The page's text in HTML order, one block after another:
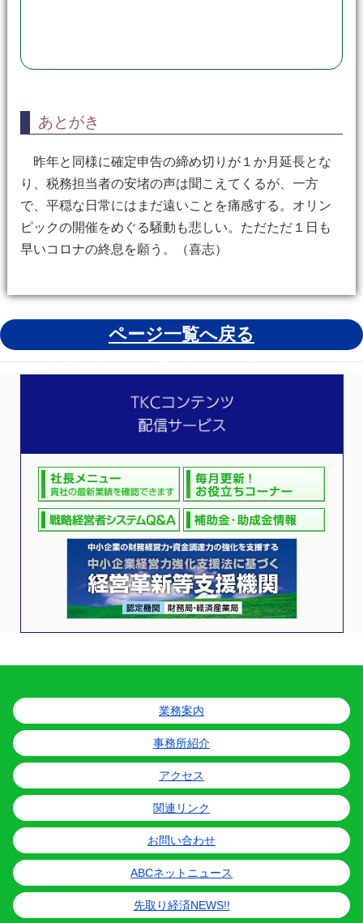
あとがき
昨年と同様に確定申告の締め切りが１か月延長とな
り、税務担当者の安堵の声は聞こえてくるが、一方
で、平穏な日常にはまだ遠いことを痛感する。オリン
ピックの開催をめぐる騒動も悲しい。ただただ１日も
早いコロナの終息を願う。（喜志）
ページ一覧へ戻る
業務案内
事務所紹介
アクセス
関連リンク
お問い合わせ
ABCネットニュース
先取り経済NEWS!!